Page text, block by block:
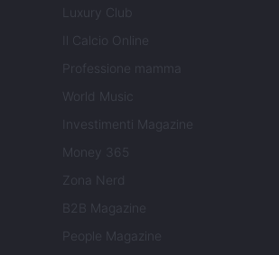
Luxury Club
Il Calcio Online
Professione mamma
World Music
Investimenti Magazine
Money 365
Zona Nerd
B2B Magazine
People Magazine